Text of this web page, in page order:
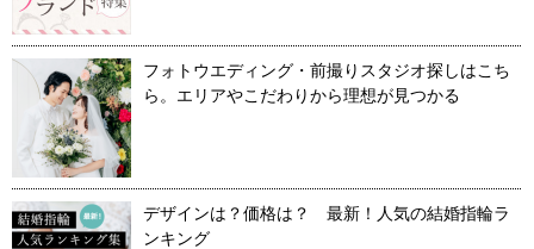
フォトウエディング・前撮りスタジオ探しはこち
ら。エリアやこだわりから理想が見つかる
デザインは？価格は？ 最新！人気の結婚指輪ラ
ンキング